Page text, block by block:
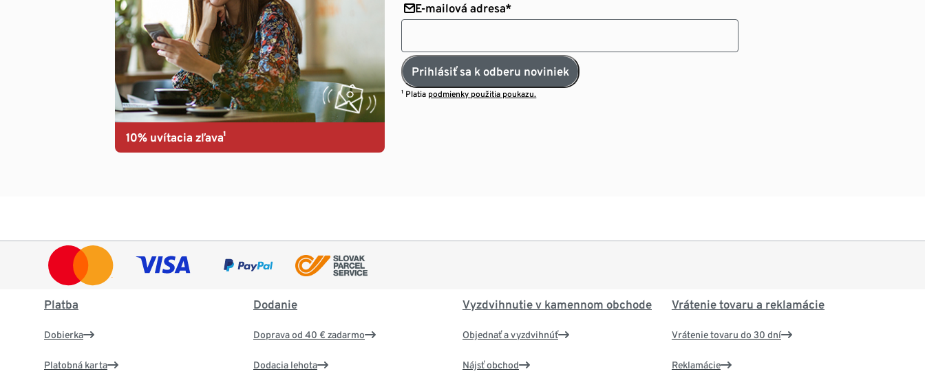
10% uvítacia zľava¹
E-mailová adresa*
Prihlásiť sa k odberu noviniek
¹ Platia podmienky použitia poukazu.
Platba
Dobierka
Platobná karta
Dodanie
Doprava od 40 € zadarmo
Dodacia lehota
Vyzdvihnutie v kamennom obchode
Objednať a vyzdvihnúť
Nájsť obchod
Vrátenie tovaru a reklamácie
Vrátenie tovaru do 30 dní
Reklamácie